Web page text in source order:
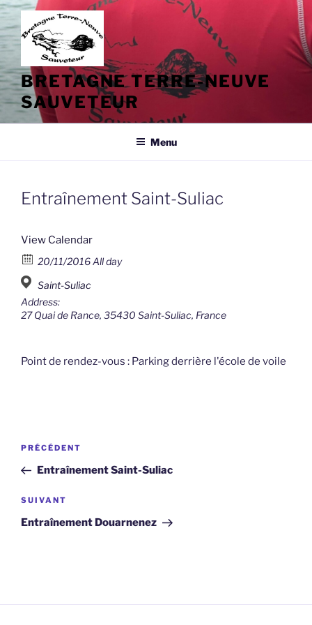
Aller
au
contenu
principal
BRETAGNE TERRE-NEUVE
SAUVETEUR
Menu
Entraînement Saint-Suliac
View Calendar
20/11/2016 All day
Saint-Suliac
Address:
27 Quai de Rance, 35430 Saint-Suliac, France
Point de rendez-vous : Parking derrière l'école de voile
Navigation
l’article
Article
précédent
PRÉCÉDENT
Entraînement Saint-Suliac
Article
suivant
SUIVANT
Entraînement Douarnenez